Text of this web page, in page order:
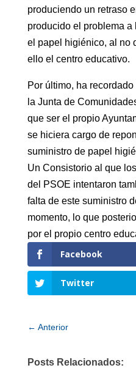
produciendo un retraso
producido el problema
el papel higiénico, al no
ello el centro educativo.
Por último, ha
la Junta de
que ser el propio
se hiciera cargo de
suministro de papel
Un Consistorio al que
del PSOE intentaron
falta de este suministro
momento, lo que
por el propio centro
Facebook
Twitter
← Anterior
Posts Relacionados: